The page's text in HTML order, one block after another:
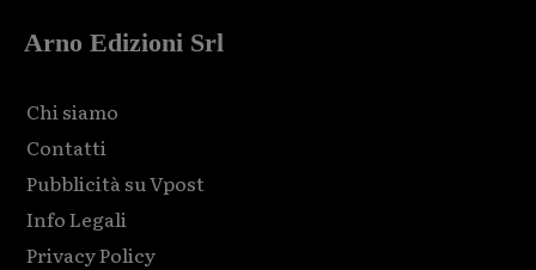
Arno Edizioni Srl
Chi siamo
Contatti
Pubblicità su Vpost
Info Legali
Privacy Policy